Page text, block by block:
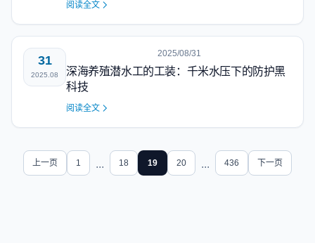
阅读全文
31
2025.08
2025/08/31
深海养殖潜水工的工装：千米水压下的防护黑
科技
阅读全文
上一页 1 ... 18 19 20 ... 436 下一页